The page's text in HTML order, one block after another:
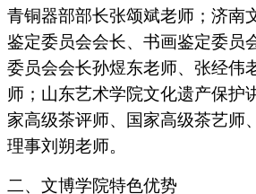
青铜器部部长张颂斌老师；济南
鉴定委员会会长、书画鉴定委员
委员会会长孙煜东老师、张经伟
师；山东艺术学院文化遗产保护
家高级茶评师、国家高级茶艺师
理事刘朔老师。
二、文博学院特色优势